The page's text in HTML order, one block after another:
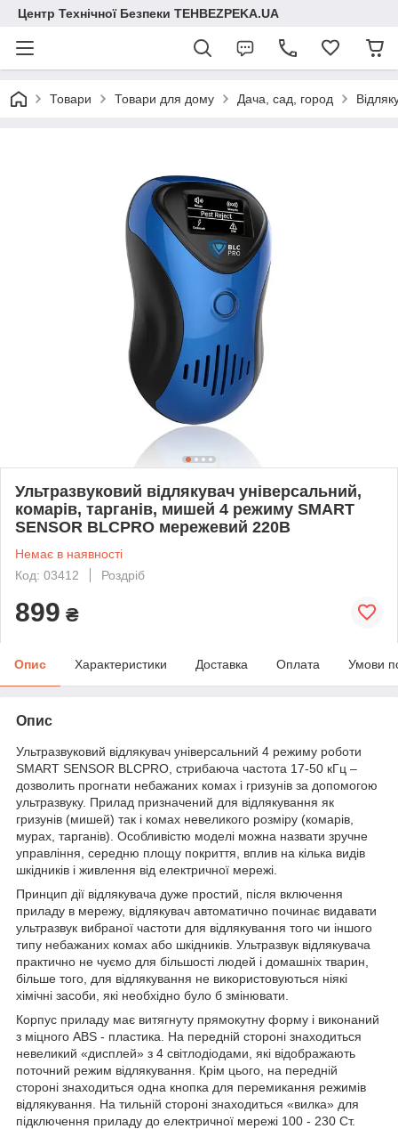
Центр Технічної Безпеки TEHBEZPEKA.UA
Товари Товари для дому Дача, сад, город
Ультразвуковий відлякувач універсальний,
комарів, тарганів, мишей 4 режиму SMART
SENSOR BLCPRO мережевий 220В
Немає в наявності
Код: 03412
Роздріб
899 ₴
Опис Характеристики Доставка Оплата Умови
Опис
Ультразвуковий відлякувач універсальний 4 режиму роботи
SMART SENSOR BLCPRO, стрибаюча частота 17-50 кГц –
дозволить прогнати небажаних комах і гризунів за допомогою
ультразвуку. Прилад призначений для відлякування як
гризунів (мишей) так і комах невеликого розміру (комарів,
мурах, тарганів). Особливістю моделі можна назвати зручне
управління, середню площу покриття, вплив на кілька видів
шкідників і живлення від електричної мережі.
Принцип дії відлякувача дуже простий, після включення
приладу в мережу, відлякувач автоматично починає видавати
ультразвук вибраної частоти для відлякування того чи іншого
типу небажаних комах або шкідників. Ультразвук відлякувача
практично не чуємо для більшості людей і домашніх тварин,
більше того, для відлякування не використовуються ніякі
хімічні засоби, які необхідно було б змінювати.
Корпус приладу має витягнуту прямокутну форму і виконаний
з міцного ABS - пластика. На передній стороні знаходиться
невеликий «дисплей» з 4 світлодіодами, які відображають
поточний режим відлякування. Крім цього, на передній
стороні знаходиться одна кнопка для перемикання режимів
відлякування. На тильній стороні знаходиться «вилка» для
підключення приладу до електричної мережі 100 - 230 Ст.